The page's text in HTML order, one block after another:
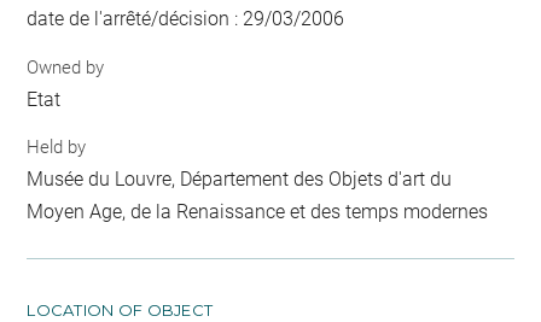
date de l'arrêté/décision : 29/03/2006
Owned by
Etat
Held by
Musée du Louvre, Département des Objets d'art du
Moyen Age, de la Renaissance et des temps modernes
LOCATION OF OBJECT